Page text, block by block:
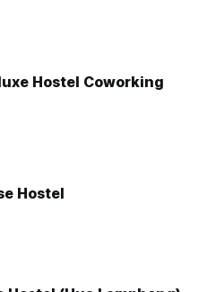
Hostel Coworking
Hostel